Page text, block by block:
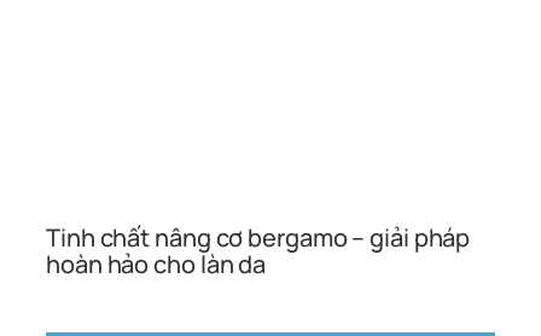
Tinh chất nâng cơ bergamo – giải pháp
hoàn hảo cho làn da